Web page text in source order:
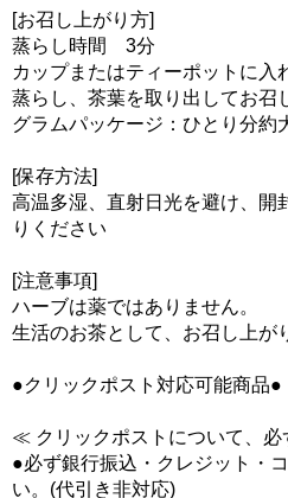
[お召し上がり方]
蒸らし時間 3分
カップまたはティーポットに入
蒸らし、茶葉を取り出してお召
グラムパッケージ：ひとり分約
[保存方法]
高温多湿、直射日光を避け、開
りください
[注意事項]
ハーブは薬ではありません。
生活のお茶として、お召し上が
●クリックポスト対応可能商品●
≪ クリックポストについて、
●必ず銀行振込・クレジット・
い。(代引き非対応)